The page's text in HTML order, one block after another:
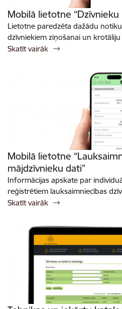
Mobilā lietotne
Lietotne paredzēta dažādu
dzīvniekiem ziņošanai un
Skatīt vairāk
Mobilā lietotne
mājdzīvnieku dati”
Informācijas apskate par
reģistrētiem lauksaimniecības
Skatīt vairāk